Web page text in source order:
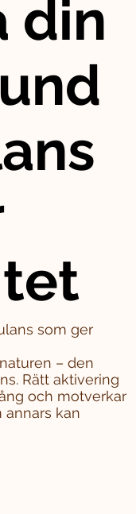
din
som ger
– den
Rätt aktivering
och motverkar
kan